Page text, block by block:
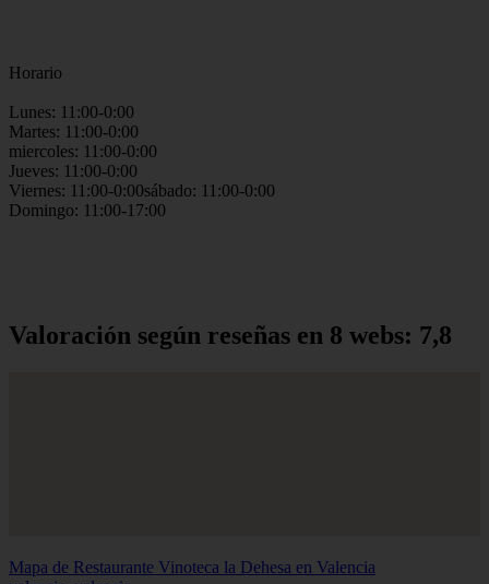
Horario
Lunes: 11:00-0:00
Martes: 11:00-0:00
miercoles: 11:00-0:00
Jueves: 11:00-0:00
Viernes: 11:00-0:00sábado: 11:00-0:00
Domingo: 11:00-17:00
Valoración según reseñas en 8 webs: 7,8
Mapa de Restaurante Vinoteca la Dehesa en Valencia